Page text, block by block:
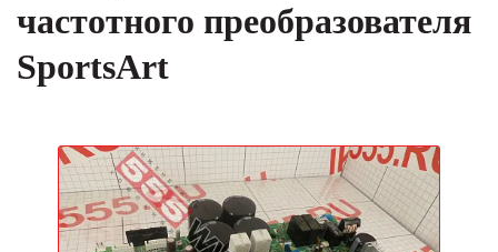
частотного преобразователя
SportsArt